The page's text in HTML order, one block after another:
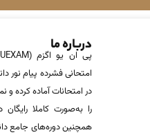
درباره ما
امتحانی فشرده پیام نور
در امتحانات آماده‌ کرده
را به‌صورت کاملا
همچنین دوره‌های جامع